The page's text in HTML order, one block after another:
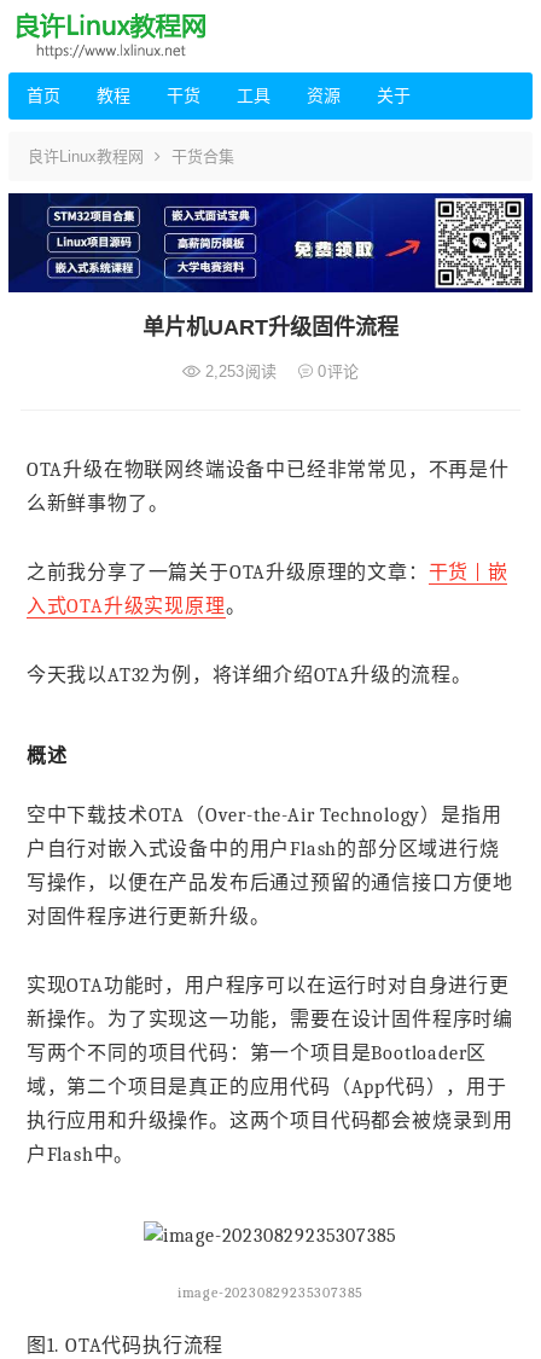
首页 教程 干货 工具 资源 关于
良许Linux教程网 干货合集
单片机UART升级固件流程
2,253阅读 0评论
OTA升级在物联网终端设备中已经非常常见，不再是什
么新鲜事物了。
之前我分享了一篇关于OTA升级原理的文章： 干货 | 嵌
入式OTA升级实现原理。
今天我以AT32为例，将详细介绍OTA升级的流程。
概述
空中下载技术OTA（Over-the-Air Technology）是指用
户自行对嵌入式设备中的用户Flash的部分区域进行烧
写操作，以便在产品发布后通过预留的通信接口方便地
对固件程序进行更新升级。
实现OTA功能时，用户程序可以在运行时对自身进行更
新操作。为了实现这一功能，需要在设计固件程序时编
写两个不同的项目代码：第一个项目是Bootloader区
域，第二个项目是真正的应用代码（App代码），用于
执行应用和升级操作。这两个项目代码都会被烧录到用
户Flash中。
image-20230829235307385
图1. OTA代码执行流程